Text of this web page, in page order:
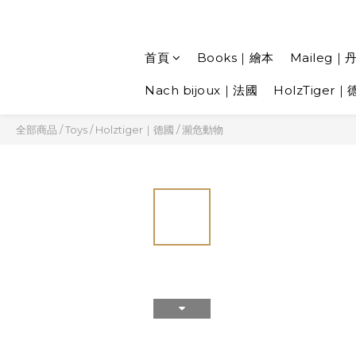
首頁 Books｜繪本 Maileg｜
Nach bijoux｜法國 HolzTiger｜
全部商品 /Toys/Holztiger｜德國 /瀕危動物